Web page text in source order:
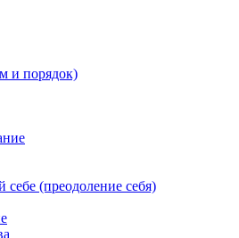
и порядок)
себе (преодоление себя)